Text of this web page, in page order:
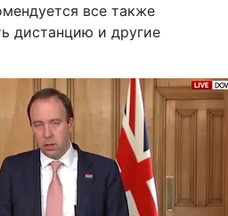
все также
дистанцию и другие